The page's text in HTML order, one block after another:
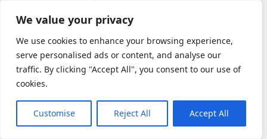
We value your privacy
We use cookies to enhance your browsing experience,
serve personalised ads or content, and analyse our
traffic. By clicking "Accept All", you consent to our use of
cookies.
Customise Reject All Accept All
bénéficieront de la productivité améliorée
avecSnap Layouts, de l’intégration de
Microsoft Teams, et de la sécurité
renforcée, tandis que les
apprécieront les technologies avancées
deDirectStorageetAuto HDR. De plus,